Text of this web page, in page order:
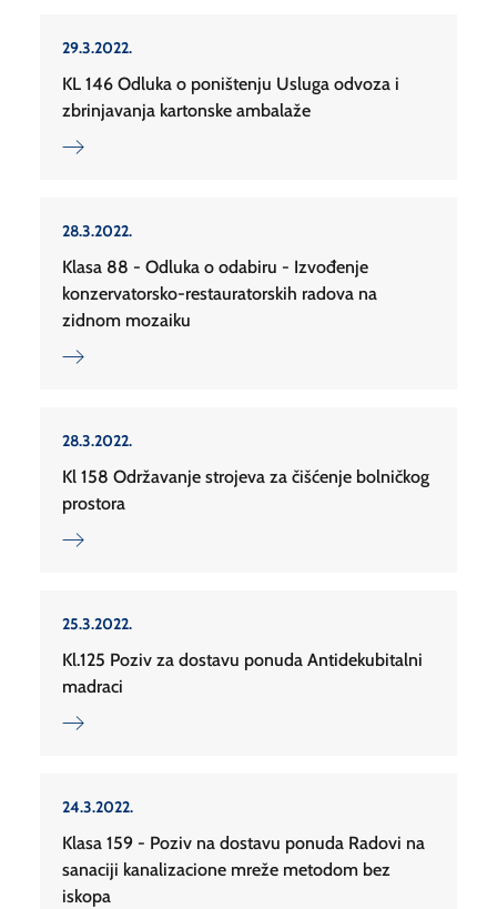
29.3.2022.
KL 146 Odluka o poništenju Usluga odvoza i
zbrinjavanja kartonske ambalaže
28.3.2022.
Klasa 88 - Odluka o odabiru - Izvođenje
konzervatorsko-restauratorskih radova na
zidnom mozaiku
28.3.2022.
Kl 158 Održavanje strojeva za čišćenje bolničkog
prostora
25.3.2022.
Kl.125 Poziv za dostavu ponuda Antidekubitalni
madraci
24.3.2022.
Klasa 159 - Poziv na dostavu ponuda Radovi na
sanaciji kanalizacione mreže metodom bez
iskopa